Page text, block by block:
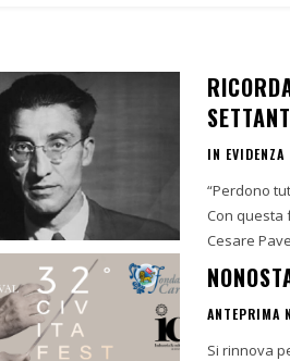
IN EVIDENZA
“Perdono
Con questa
Cesare
ANTEPRIMA
Si rinnova